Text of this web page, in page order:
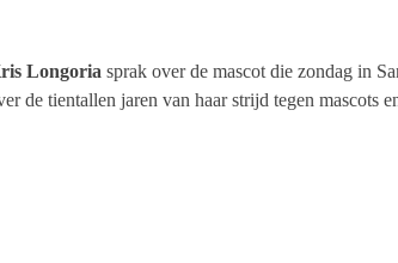
Longoria sprak over de mascot die zondag in
de tientallen jaren van haar strijd tegen mascots